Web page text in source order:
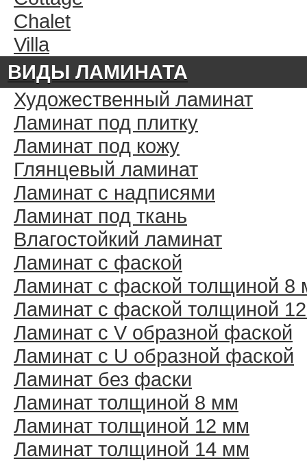
Chalet
Villa
ВИДЫ ЛАМИНАТА
Художественный ламинат
Ламинат под плитку
Ламинат под кожу
Глянцевый ламинат
Ламинат с надписями
Ламинат под ткань
Влагостойкий ламинат
Ламинат с фаской
Ламинат с фаской толщиной 8
Ламинат с фаской толщиной
Ламинат с V образной фаской
Ламинат с U образной фаской
Ламинат без фаски
Ламинат толщиной 8 мм
Ламинат толщиной 12 мм
Ламинат толщиной 14 мм